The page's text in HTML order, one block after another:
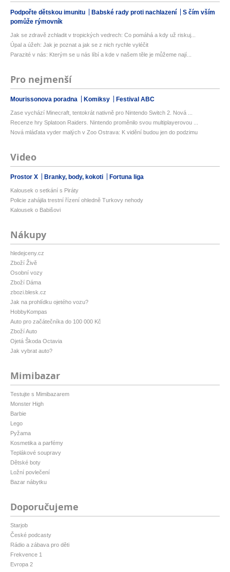
Podpořte dětskou imunitu Babské rady proti nachlazení
S čím vším
pomůže rýmovník
Jak se zdravě zchladit v tropických vedrech: Co pomáhá a kdy už riskuj...
Úpal a úžeh: Jak je poznat a jak se z nich rychle vyléčit
Parazité v nás: Kterým se u nás líbí a kde v našem těle je můžeme nají...
Pro nejmenší
Mourissonova poradna Komiksy Festival ABC
Zase vychází Minecraft, tentokrát nativně pro Nintendo Switch 2. Nová ...
Recenze hry Splatoon Raiders. Nintendo proměnilo svou multiplayerovou ...
Nová mláďata vyder malých v Zoo Ostrava: K vidění budou jen do podzimu
Video
Prostor X Branky, body, kokoti Fortuna liga
Kalousek o setkání s Piráty
Policie zahájila trestní řízení ohledně Turkovy nehody
Kalousek o Babišovi
Nákupy
hledejceny.cz
Zboží Živě
Osobní vozy
Zboží Dáma
zbozi.blesk.cz
Jak na prohlídku ojetého vozu?
HobbyKompas
Auto pro začátečníka do 100 000 Kč
Zboží Auto
Ojetá Škoda Octavia
Jak vybrat auto?
Mimibazar
Testujte s Mimibazarem
Monster High
Barbie
Lego
Pyžama
Kosmetika a parfémy
Teplákové soupravy
Dětské boty
Ložní povlečení
Bazar nábytku
Doporučujeme
Starjob
České podcasty
Rádio a zábava pro děti
Frekvence 1
Evropa 2